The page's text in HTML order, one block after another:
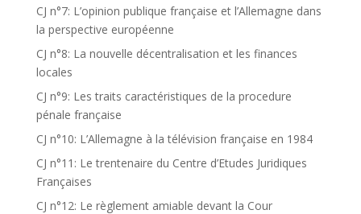
CJ n°7: L’opinion publique française et l’Allemagne dans
la perspective européenne
CJ n°8: La nouvelle décentralisation et les finances
locales
CJ n°9: Les traits caractéristiques de la procedure
pénale française
CJ n°10: L’Allemagne à la télévision française en 1984
CJ n°11: Le trentenaire du Centre d’Etudes Juridiques
Françaises
CJ n°12: Le règlement amiable devant la Cour